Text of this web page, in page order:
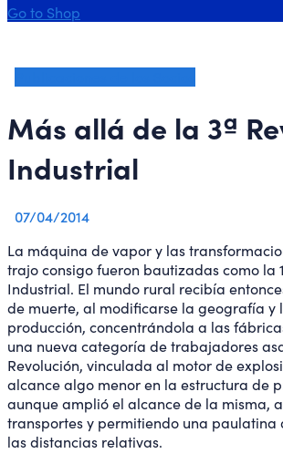
Go to Shop
Más allá de la 3ª
Industrial
07/04/2014
La máquina de vapor y las
trajo consigo fueron bautizadas como la
Industrial. El mundo rural recibía
de muerte, al modificarse la geografía y
producción, concentrándola a las
una nueva categoría de trabajadores
Revolución, vinculada al motor de
alcance algo menor en la estructura de
aunque amplió el alcance de la misma,
transportes y permitiendo una paulatina
las distancias relativas.